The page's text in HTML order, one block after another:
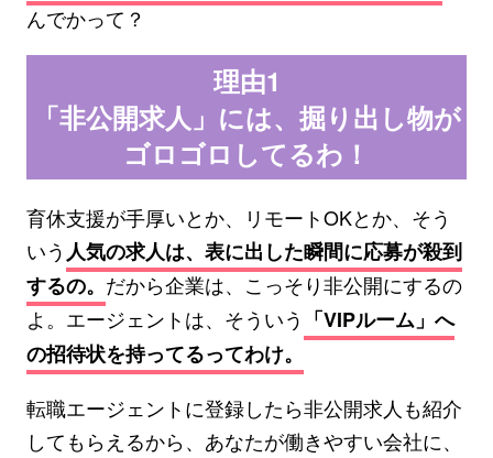
んでかって？
理由1
「非公開求人」には、掘り出し物が
ゴロゴロしてるわ！
育休支援が手厚いとか、リモートOKとか、そう
いう 人気の求人は、表に出した瞬間に応募が殺到
するの。 だから企業は、こっそり非公開にするの
よ。エージェントは、そういう 「VIPルーム」へ
の招待状を持ってるってわけ。
転職エージェントに登録したら非公開求人も紹介
してもらえるから、あなたが働きやすい会社に、